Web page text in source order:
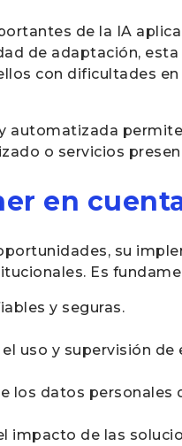
de la IA
de adaptación,
con dificultades
automatizada
o servicios
en
su
Es
y seguras.
uso y supervisión
los datos personales
impacto de las